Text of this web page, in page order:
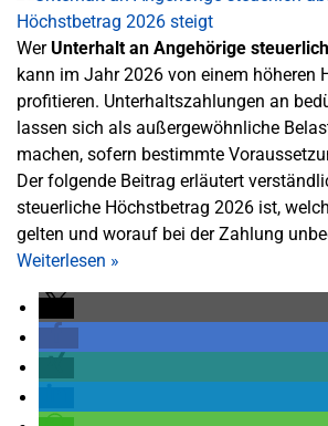
Wer Unterhalt an Angehörige
kann im Jahr 2026 von einem höheren
profitieren. Unterhaltszahlungen an
lassen sich als außergewöhnliche
machen, sofern bestimmte
Der folgende Beitrag erläutert
steuerliche Höchstbetrag 2026 ist,
gelten und worauf bei der Zahlung
Weiterlesen »